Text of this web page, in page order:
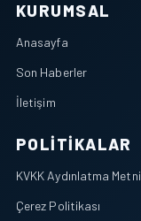
KURUMSAL
Anasayfa
Son Haberler
İletişim
POLITIKALAR
KVKK Aydınlatma Metni
Çerez Politikası